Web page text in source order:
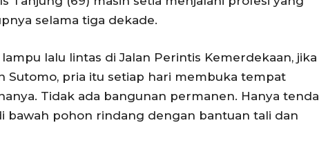
selama tiga dekade.
lalu lintas di Jalan Perintis Kemerdekaan, jika
Sutomo, pria itu setiap hari membuka tempat
Tidak ada bangunan permanen. Hanya tenda
bawah pohon rindang dengan bantuan tali dan